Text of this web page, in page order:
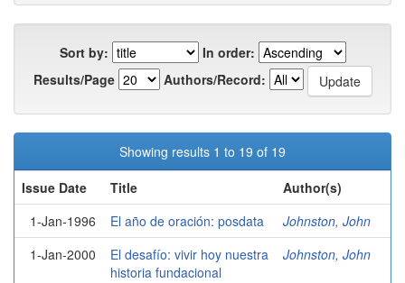
Sort by:
In order:
Results/Page
Authors/Record:
Showing results 1 to 19 of 19
Issue Date
Title
Author(s)
1-Jan-1996
El año de oración: posdata
Johnston, John
1-Jan-2000
El desafío: vivir hoy nuestra
historia fundacional
Johnston, John